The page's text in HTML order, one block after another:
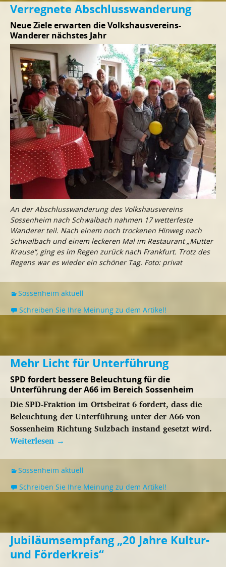
Verregnete Abschlusswanderung
Neue Ziele erwarten die Volkshausvereins-
Wanderer nächstes Jahr
An der Abschlusswanderung des Volkshausvereins
Sossenheim nach Schwalbach nahmen 17 wetterfeste
Wanderer teil. Nach einem noch trockenen Hinweg nach
Schwalbach und einem leckeren Mal im Restaurant „Mutter
Krause“, ging es im Regen zurück nach Frankfurt. Trotz des
Regens war es wieder ein schöner Tag. Foto: privat
Sossenheim aktuell
Schreiben Sie Ihre Meinung zu dem Artikel!
Mehr Licht für Unterführung
SPD fordert bessere Beleuchtung für die
Unterführung der A66 im Bereich Sossenheim
Die SPD-Fraktion im Ortsbeirat 6 fordert, dass die
Beleuchtung der Unterführung unter der A66 von
Sossenheim Richtung Sulzbach instand gesetzt wird.
Weiterlesen →
Sossenheim aktuell
Schreiben Sie Ihre Meinung zu dem Artikel!
Jubiläumsempfang „20 Jahre Kultur-
und Förderkreis“